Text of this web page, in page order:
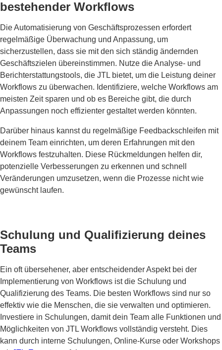
bestehender Workflows
Die Automatisierung von Geschäftsprozessen erfordert
regelmäßige Überwachung und Anpassung, um
sicherzustellen, dass sie mit den sich ständig ändernden
Geschäftszielen übereinstimmen. Nutze die Analyse- und
Berichterstattungstools, die JTL bietet, um die Leistung deiner
Workflows zu überwachen. Identifiziere, welche Workflows am
meisten Zeit sparen und ob es Bereiche gibt, die durch
Anpassungen noch effizienter gestaltet werden könnten.
Darüber hinaus kannst du regelmäßige Feedbackschleifen mit
deinem Team einrichten, um deren Erfahrungen mit den
Workflows festzuhalten. Diese Rückmeldungen helfen dir,
potenzielle Verbesserungen zu erkennen und schnell
Veränderungen umzusetzen, wenn die Prozesse nicht wie
gewünscht laufen.
Schulung und Qualifizierung deines
Teams
Ein oft übersehener, aber entscheidender Aspekt bei der
Implementierung von Workflows ist die Schulung und
Qualifizierung des Teams. Die besten Workflows sind nur so
effektiv wie die Menschen, die sie verwalten und optimieren.
Investiere in Schulungen, damit dein Team alle Funktionen und
Möglichkeiten von JTL Workflows vollständig versteht. Dies
kann durch interne Schulungen, Online-Kurse oder Workshops